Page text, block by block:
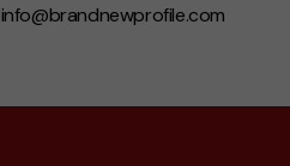
info@brandnewprofile.com